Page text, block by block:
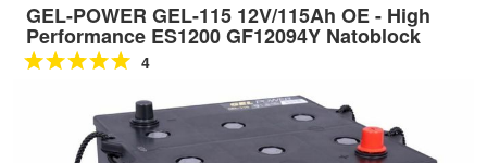
GEL-POWER GEL-115 12V/115Ah OE - High
Performance ES1200 GF12094Y Natoblock
4